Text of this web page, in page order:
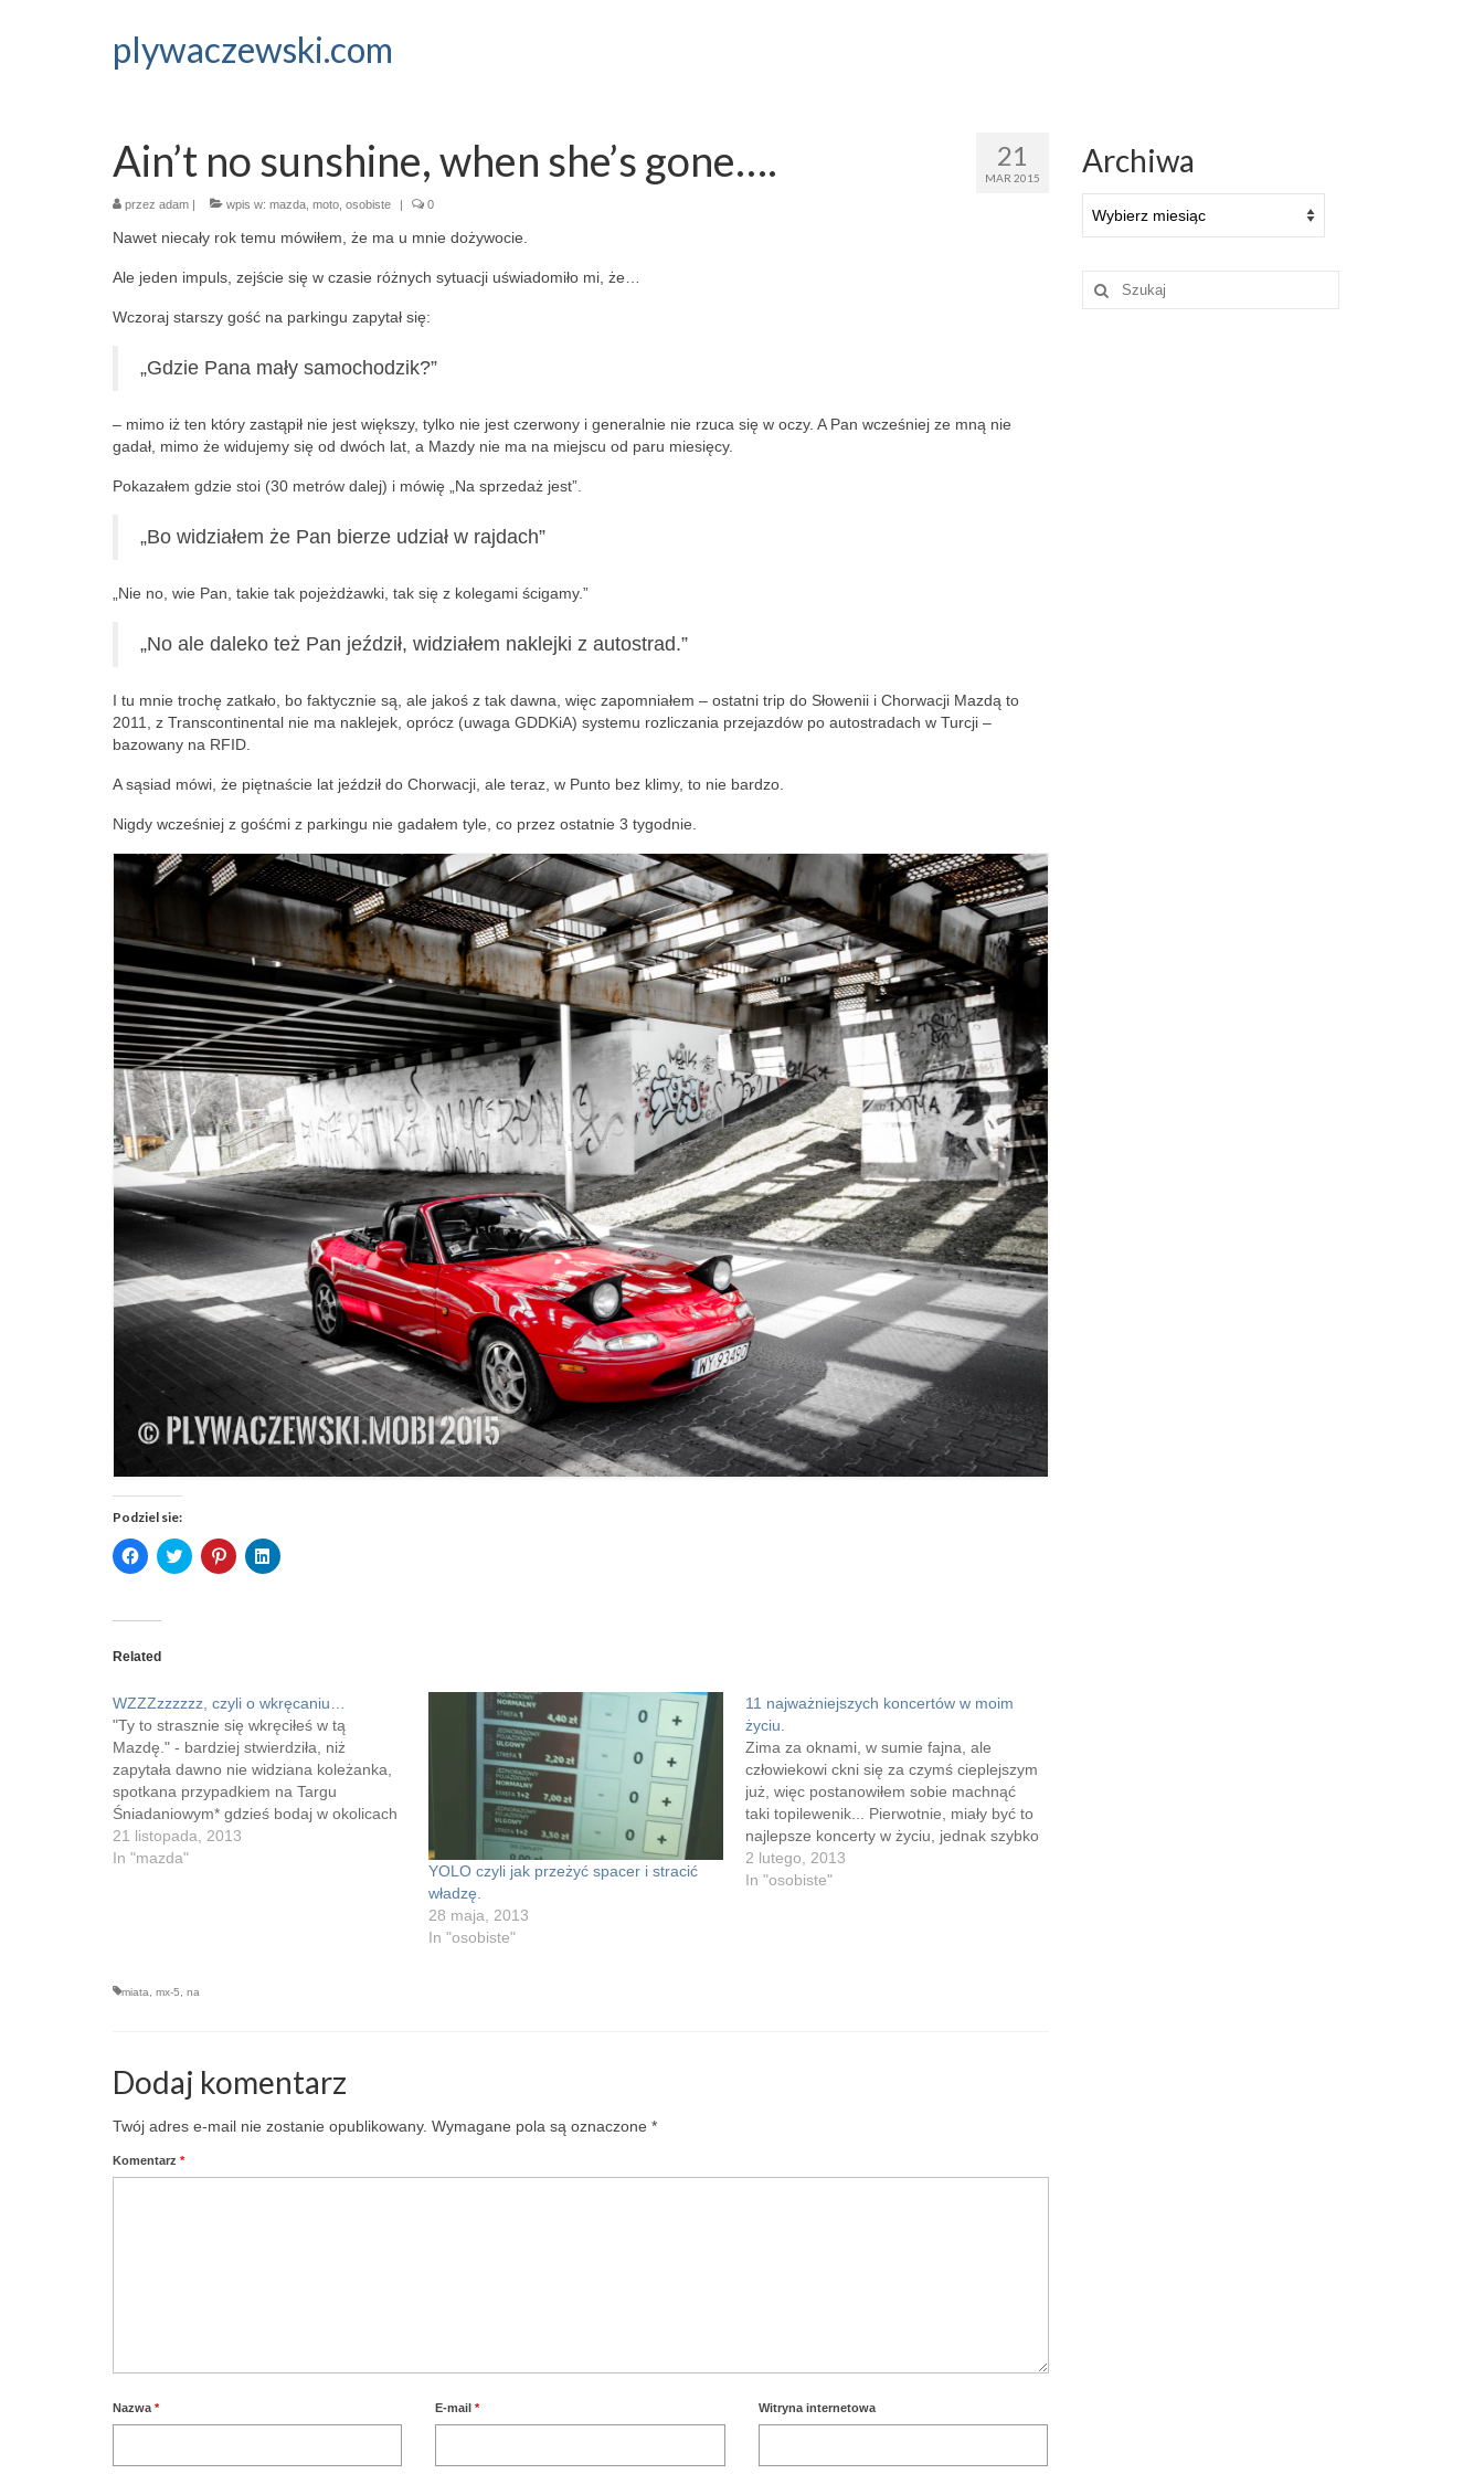
plywaczewski.com
21
MAR 2015
Ain’t no sunshine, when she’s gone….
przez adam | wpis w: mazda moto osobiste | 0
Nawet niecały rok temu mówiłem, że ma u mnie dożywocie.
Ale jeden impuls, zejście się w czasie różnych sytuacji uświadomiło mi, że…
Wczoraj starszy gość na parkingu zapytał się:
„Gdzie Pana mały samochodzik?”
– mimo iż ten który zastąpił nie jest większy, tylko nie jest czerwony i generalnie nie rzuca się w oczy. A Pan wcześniej ze mną nie
gadał, mimo że widujemy się od dwóch lat, a Mazdy nie ma na miejscu od paru miesięcy.
Pokazałem gdzie stoi (30 metrów dalej) i mówię „Na sprzedaż jest”.
„Bo widziałem że Pan bierze udział w rajdach”
„Nie no, wie Pan, takie tak pojeżdżawki, tak się z kolegami ścigamy.”
„No ale daleko też Pan jeździł, widziałem naklejki z autostrad.”
I tu mnie trochę zatkało, bo faktycznie są, ale jakoś z tak dawna, więc zapomniałem – ostatni trip do Słowenii i Chorwacji Mazdą to
2011, z Transcontinental nie ma naklejek, oprócz (uwaga GDDKiA) systemu rozliczania przejazdów po autostradach w Turcji –
bazowany na RFID.
A sąsiad mówi, że piętnaście lat jeździł do Chorwacji, ale teraz, w Punto bez klimy, to nie bardzo.
Nigdy wcześniej z gośćmi z parkingu nie gadałem tyle, co przez ostatnie 3 tygodnie.
Podziel sie:
Click
to
(Opens
new
window)
Click
to
Click
to
Click
to
Related
WZZZzzzzzz, czyli o wkręcaniu…
"Ty to strasznie się wkręciłeś w tą
Mazdę." - bardziej stwierdziła, niż
zapytała dawno nie widziana koleżanka,
spotkana przypadkiem na Targu
Śniadaniowym* gdzieś bodaj w okolicach
czerwca. Z koleżanką nie widzieliśmy się
hektar czasu, ale jesteśmy znajomymi na
21 listopada, 2013
In "mazda"
YOLO czyli jak przeżyć spacer i stracić
władzę.
28 maja, 2013
In "osobiste"
11 najważniejszych koncertów w moim
życiu.
Zima za oknami, w sumie fajna, ale
człowiekowi ckni się za czymś cieplejszym
już, więc postanowiłem sobie machnąć
taki topilewenik... Pierwotnie, miały być to
najlepsze koncerty w życiu, jednak szybko
się okazało, że najlepszy jest tylko jeden,
reszta nie daje się za bardzo poukładać,
2 lutego, 2013
In "osobiste"
miata mx-5 na
Dodaj komentarz
Twój adres e-mail nie zostanie opublikowany. Wymagane pola są oznaczone *
Komentarz *
Nazwa * E-mail* Witryna internetowa
Archiwa
Szuklaj